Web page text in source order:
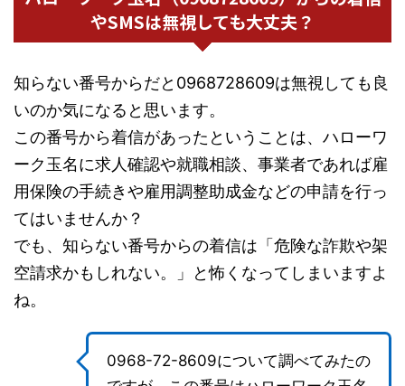
やSMSは無視しても大丈夫？
知らない番号からだと0968728609は無視しても良
いのか気になると思います。
この番号から着信があったということは、ハローワ
ーク玉名に求人確認や就職相談、事業者であれば雇
用保険の手続きや雇用調整助成金などの申請を行っ
てはいませんか？
でも、知らない番号からの着信は「危険な詐欺や架
空請求かもしれない。」と怖くなってしまいますよ
ね。
0968-72-8609について調べてみたの